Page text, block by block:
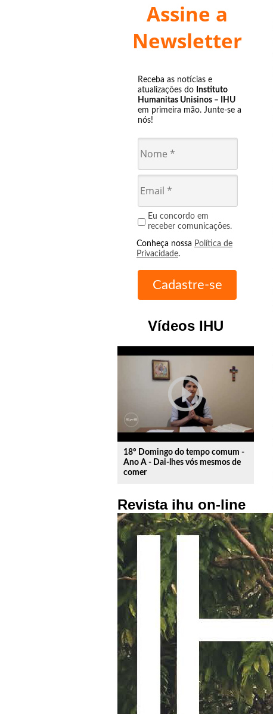
Assine a
Newsletter
Receba as notícias e
atualizações do Instituto
Humanitas Unisinos – IHU
em primeira mão. Junte-se a
nós!
Eu concordo em
receber comunicações.
Conheça nossa Política de
Privacidade.
Vídeos IHU
play_circle_outline
18º Domingo do tempo comum -
Ano A - Dai-lhes vós mesmos de
comer
Revista ihu on-line